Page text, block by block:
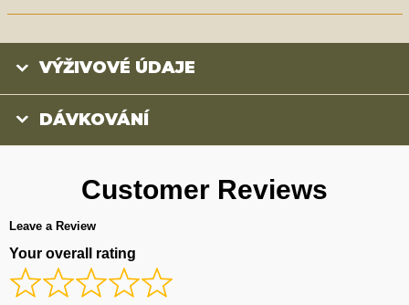
VÝŽIVOVÉ ÚDAJE
DÁVKOVÁNÍ
Customer Reviews
Leave a Review
Your overall rating